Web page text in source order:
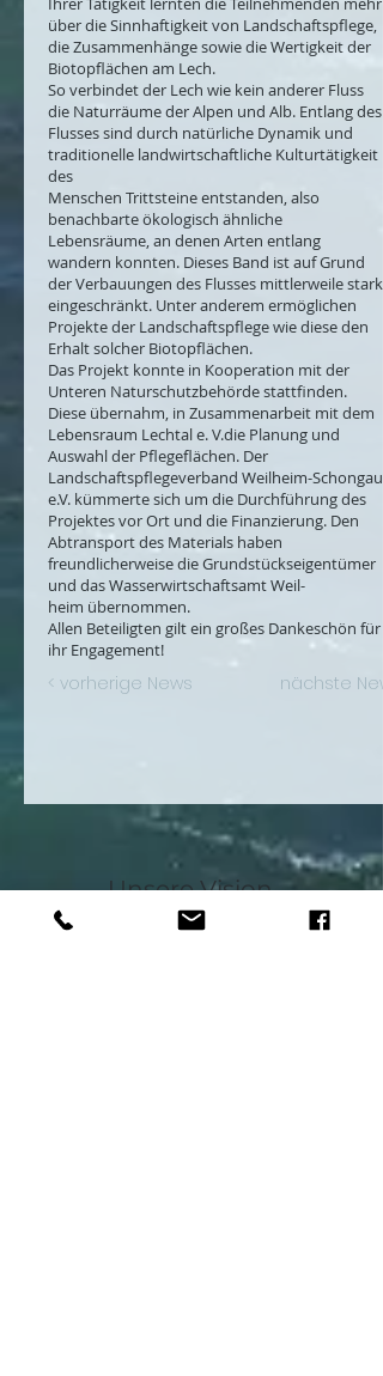
über die Sinnhaftigkeit von Landschaftspflege,
die Zusammenhänge sowie die Wertigkeit der
Biotopflächen am Lech.
So verbindet der Lech wie kein anderer Fluss
die Naturräume der Alpen und Alb. Entlang des
Flusses sind durch natürliche Dynamik und
traditionelle landwirtschaftliche Kulturtätigkeit
des
Menschen Trittsteine entstanden, also
benachbarte ökologisch ähnliche
Lebensräume, an denen Arten entlang
wandern konnten. Dieses Band ist auf Grund
der Verbauungen des Flusses mittlerweile stark
eingeschränkt. Unter anderem ermöglichen
Projekte der Landschaftspflege wie diese den
Erhalt solcher Biotopflächen.
Das Projekt konnte in Kooperation mit der
Unteren Naturschutzbehörde stattfinden.
Diese übernahm, in Zusammenarbeit mit dem
Lebensraum Lechtal e. V.die Planung und
Auswahl der Pflegeflächen. Der
Landschaftspflegeverband Weilheim-Schongau
e.V. kümmerte sich um die Durchführung des
Projektes vor Ort und die Finanzierung. Den
Abtransport des Materials haben
freundlicherweise die Grundstückseigentümer
und das Wasserwirtschaftsamt Weil-
heim übernommen.
Allen Beteiligten gilt ein großes Dankeschön für
ihr Engagement!
< vorherige News nächste
Unsere Vision,
ein gesellschaftlicher Diskurs